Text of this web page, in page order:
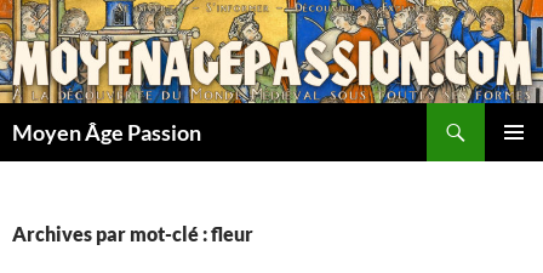
Aller
au
contenu
Moyen Âge Passion
Archives par mot-clé : fleur